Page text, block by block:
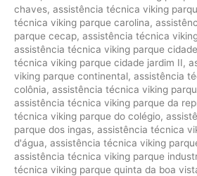
chaves, assistência técnica viking
técnica viking parque carolina,
parque cecap, assistência técnica
assistência técnica viking parque
técnica viking parque cidade jardim II,
viking parque continental, assistência
colônia, assistência técnica viking
assistência técnica viking parque da
técnica viking parque do colégio,
parque dos ingas, assistência técnica
d'água, assistência técnica viking
assistência técnica viking parque
técnica viking parque quinta da boa